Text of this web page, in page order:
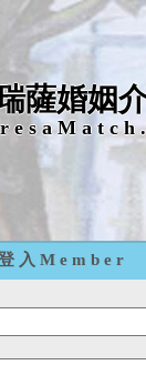
薩婚姻
e s a M a t c h
入 M e m b e r